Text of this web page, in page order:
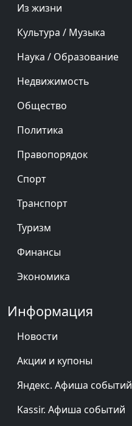
Из жизни
Культура / Музыка
Наука / Образование
Недвижимость
Общество
Политика
Правопорядок
Спорт
Транспорт
Туризм
Финансы
Экономика
Информация
Новости
Акции и купоны
Яндекс. Афиша событий
Kassir. Афиша событий